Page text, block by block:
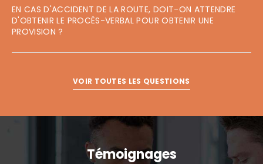
EN CAS D'ACCIDENT DE LA ROUTE, DOIT-ON ATTENDRE
D'OBTENIR LE PROCÈS-VERBAL POUR OBTENIR UNE
PROVISION ?
VOIR TOUTES LES QUESTIONS
Témoignages